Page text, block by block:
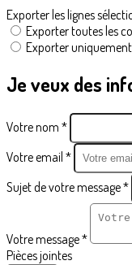
Exporter les lignes
Exporter toutes les
Exporter
Je veux des
Votre nom *
Votre email *
Sujet de votre message *
Votre message *
Pièces jointes